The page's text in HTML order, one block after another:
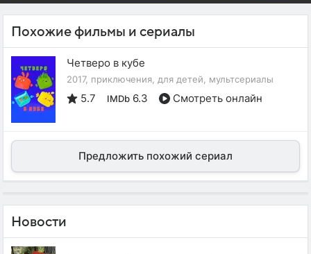
Похожие фильмы и сериалы
Четверо в кубе
2017, приключения, для детей, мультсериалы
5.7 IMDb 6.3 Смотреть онлайн
Предложить похожий сериал
Новости